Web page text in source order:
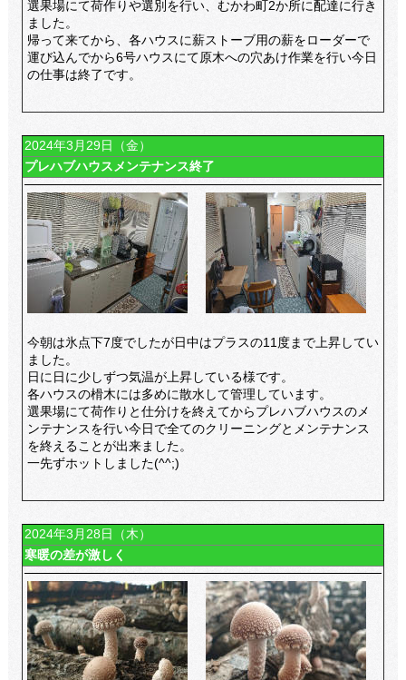
選果場にて荷作りや選別を行い、むかわ町2か所に配達に行き
ました。
帰って来てから、各ハウスに薪ストーブ用の薪をローダーで
運び込んでから6号ハウスにて原木への穴あけ作業を行い今日
の仕事は終了です。
2024年3月29日（金）
プレハブハウスメンテナンス終了
今朝は氷点下7度でしたが日中はプラスの11度まで上昇してい
ました。
日に日に少しずつ気温が上昇している様です。
各ハウスの榾木には多めに散水して管理しています。
選果場にて荷作りと仕分けを終えてからプレハブハウスのメ
ンテナンスを行い今日で全てのクリーニングとメンテナンス
を終えることが出来ました。
一先ずホットしました(^^;)
2024年3月28日（木）
寒暖の差が激しく